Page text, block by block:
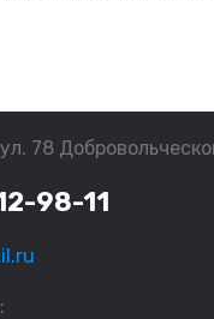
78
98-11